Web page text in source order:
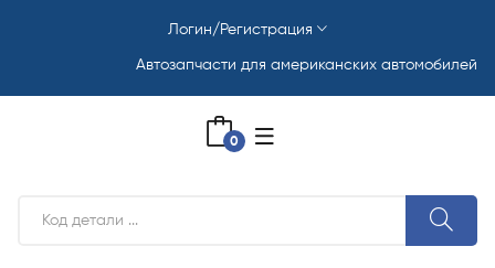
Автозапчасти для американских автомобилей
Логин/Регистрация
0